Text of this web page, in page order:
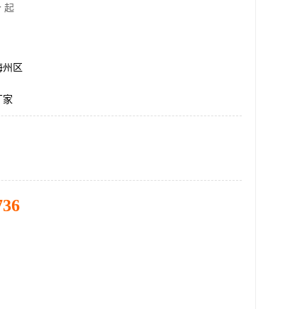
起
州区
家